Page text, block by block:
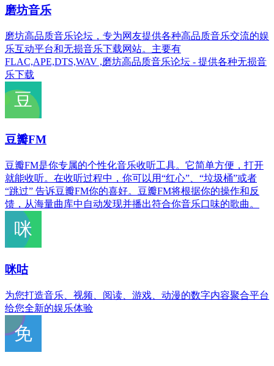
磨坊音乐
磨坊高品质音乐论坛，专为网友提供各种高品质音乐交流的娱
乐互动平台和无损音乐下载网站。主要有
FLAC,APE,DTS,WAV ,磨坊高品质音乐论坛 - 提供各种无损音
乐下载
豆瓣FM
豆瓣FM是你专属的个性化音乐收听工具。它简单方便，打开
就能收听。在收听过程中，你可以用“红心”、“垃圾桶”或者
“跳过” 告诉豆瓣FM你的喜好。豆瓣FM将根据你的操作和反
馈，从海量曲库中自动发现并播出符合你音乐口味的歌曲。
咪咕
为您打造音乐、视频、阅读、游戏、动漫的数字内容聚合平台
给您全新的娱乐体验